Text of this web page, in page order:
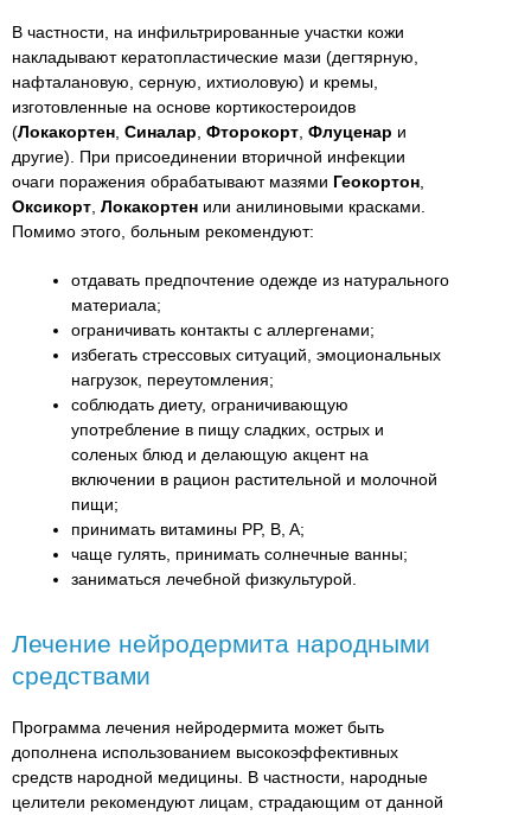
В частности, на инфильтрированные участки кожи
накладывают кератопластические мази (дегтярную,
нафталановую, серную, ихтиоловую) и кремы,
изготовленные на основе кортикостероидов
(Локакортен Синалар Фторокорт Флуценар и
другие). При присоединении вторичной инфекции
очаги поражения обрабатывают мазями Геокортон
Оксикорт Локакортен или анилиновыми красками.
Помимо этого, больным рекомендуют:
отдавать предпочтение одежде из натурального
материала;
ограничивать контакты с аллергенами;
избегать стрессовых ситуаций, эмоциональных
нагрузок, переутомления;
соблюдать диету, ограничивающую
употребление в пищу сладких, острых и
соленых блюд и делающую акцент на
включении в рацион растительной и молочной
пищи;
принимать витамины PP, B, A;
чаще гулять, принимать солнечные ванны;
заниматься лечебной физкультурой.
Лечение нейродермита народными
средствами
Программа лечения нейродермита может быть
дополнена использованием высокоэффективных
средств народной медицины. В частности, народные
целители рекомендуют лицам, страдающим от данной